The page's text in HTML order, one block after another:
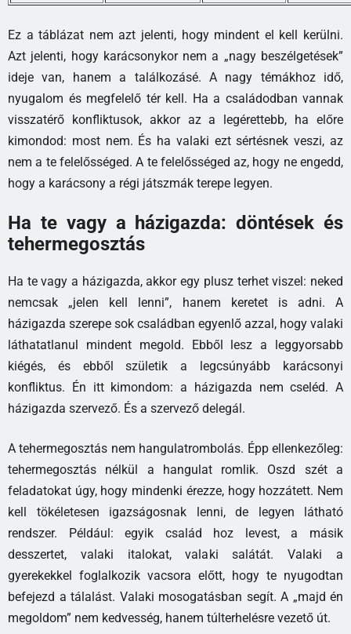
Ez a táblázat nem azt jelenti, hogy mindent el kell kerülni.
Azt jelenti, hogy karácsonykor nem a „nagy beszélgetések”
ideje van, hanem a találkozásé. A nagy témákhoz idő,
nyugalom és megfelelő tér kell. Ha a családodban vannak
visszatérő konfliktusok, akkor az a legérettebb, ha előre
kimondod: most nem. És ha valaki ezt sértésnek veszi, az
nem a te felelősséged. A te felelősséged az, hogy ne engedd,
hogy a karácsony a régi játszmák terepe legyen.
Ha te vagy a házigazda: döntések és
tehermegosztás
Ha te vagy a házigazda, akkor egy plusz terhet viszel: neked
nemcsak „jelen kell lenni”, hanem keretet is adni. A
házigazda szerepe sok családban egyenlő azzal, hogy valaki
láthatatlanul mindent megold. Ebből lesz a leggyorsabb
kiégés, és ebből születik a legcsúnyább karácsonyi
konfliktus. Én itt kimondom: a házigazda nem cseléd. A
házigazda szervező. És a szervező delegál.
A tehermegosztás nem hangulatrombolás. Épp ellenkezőleg:
tehermegosztás nélkül a hangulat romlik. Oszd szét a
feladatokat úgy, hogy mindenki érezze, hogy hozzátett. Nem
kell tökéletesen igazságosnak lenni, de legyen látható
rendszer. Például: egyik család hoz levest, a másik
desszertet, valaki italokat, valaki salátát. Valaki a
gyerekekkel foglalkozik vacsora előtt, hogy te nyugodtan
befejezd a tálalást. Valaki mosogatásban segít. A „majd én
megoldom” nem kedvesség, hanem túlterhelésre vezető út.